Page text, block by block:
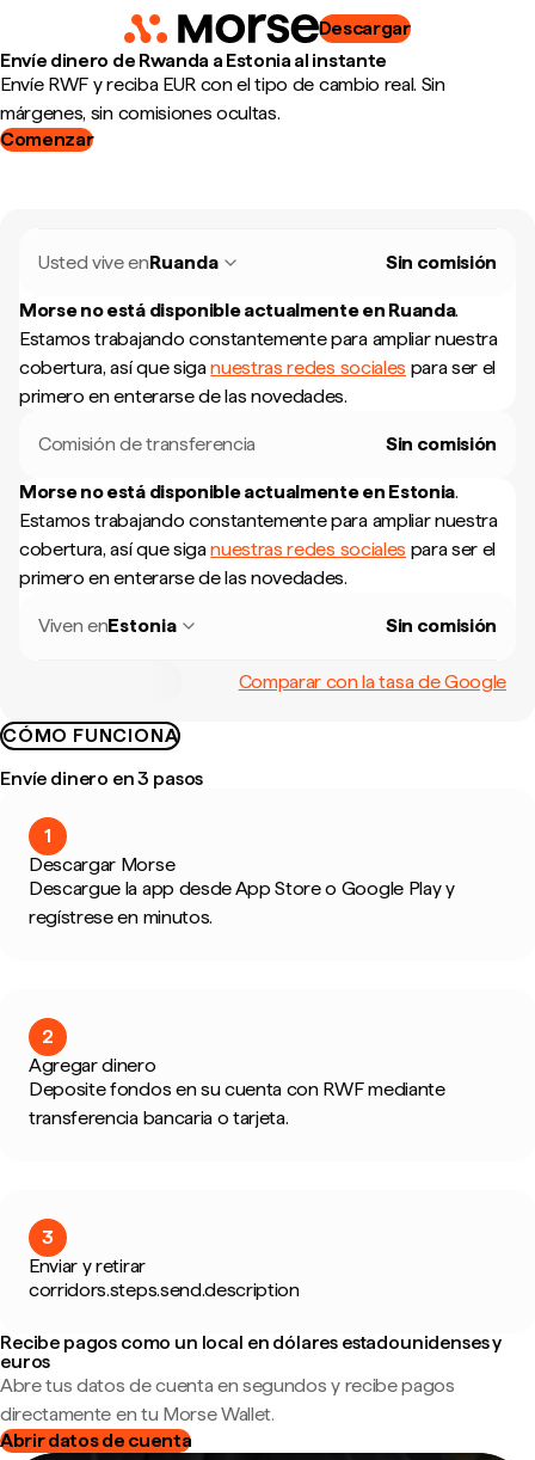
Descargar
Envíe dinero de Rwanda a Estonia al instante
Envíe RWF y reciba EUR con el tipo de cambio real. Sin
márgenes, sin comisiones ocultas.
Comenzar
Usted vive enRuanda Sin comisión
Morse no está disponible actualmente en Ruanda.
Estamos trabajando constantemente para ampliar nuestra
cobertura, así que siganuestras redes sociales para ser el
primero en enterarse de las novedades.
Comisión de transferencia Sin comisión
Morse no está disponible actualmente en Estonia.
Estamos trabajando constantemente para ampliar nuestra
cobertura, así que siganuestras redes sociales para ser el
primero en enterarse de las novedades.
Viven enEstonia Sin comisión
Comparar con la tasa de Google
CÓMO FUNCIONA
Envíe dinero en 3 pasos
1
Descargar Morse
Descargue la app desde App Store o Google Play y
regístrese en minutos.
2
Agregar dinero
Deposite fondos en su cuenta con RWF mediante
transferencia bancaria o tarjeta.
3
Enviar y retirar
corridors.steps.send.description
Recibe pagos como un local en dólares estadounidenses y
euros
Abre tus datos de cuenta en segundos y recibe pagos
directamente en tu Morse Wallet.
Abrir datos de cuenta